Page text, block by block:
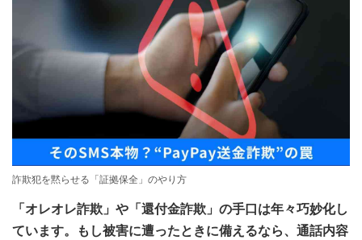
詐欺犯を黙らせる「証拠保全」のやり方
「オレオレ詐欺」や「還付金詐欺」の手口は年々巧妙化し
ています。もし被害に遭ったときに備えるなら、通話内容